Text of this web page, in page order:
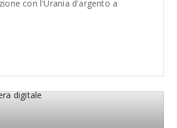
con l'Urania d'argento a